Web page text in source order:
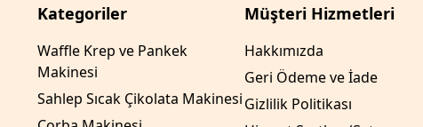
Kategoriler
Waffle Krep ve Pankek
Makinesi
Sahlep Sıcak Çikolata Makinesi
Müşteri Hizmetleri
Hakkımızda
Geri Ödeme ve İade
Gizlilik Politikası